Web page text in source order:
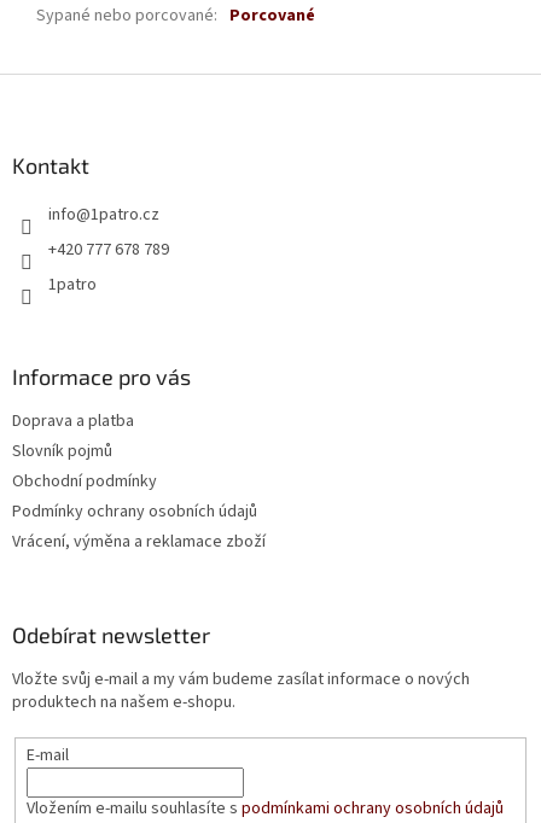
Sypané nebo porcované: Porcované
Kontakt
info@1patro.cz
+420 777 678 789
1patro
Informace pro vás
Doprava a platba
Slovník pojmů
Obchodní podmínky
Podmínky ochrany osobních údajů
Vrácení, výměna a reklamace zboží
Odebírat newsletter
Vložte svůj e-mail a my vám budeme zasílat informace o nových
produktech na našem e-shopu.
E-mail
Vložením e-mailu souhlasíte s podmínkami ochrany osobních údajů